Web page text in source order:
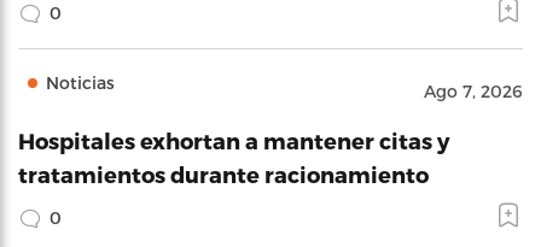
0
Noticias Ago 7, 2026
Hospitales exhortan a mantener citas y
tratamientos durante racionamiento
0